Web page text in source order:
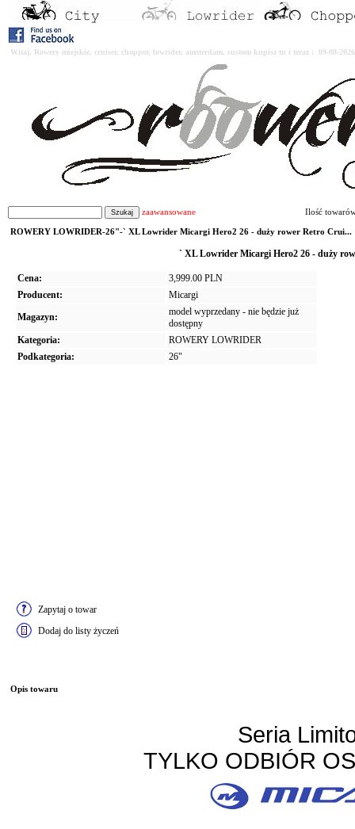
Witaj. Rowery miejskie, cruiser, chopper, lowrider, amsterdam, custom kupisz tu i teraz : 09-08-
zaawansowane Ilość
ROWERY LOWRIDER-26"-` XL Lowrider Micargi Hero2 26 - duży rower Retro Crui...
` XL Lowrider Micargi Hero2 26 - duży
Cena:
3,999.00 PLN
Producent:
Micargi
Magazyn:
model wyprzedany - nie będzie już
dostępny
Kategoria:
ROWERY LOWRIDER
Podkategoria:
26"
Zapytaj o towar
Dodaj do listy życzeń
Opis towaru
Seria
TYLKO ODBIÓR